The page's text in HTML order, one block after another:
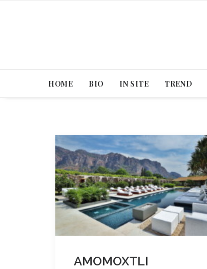
HOME BIO IN SITE TREND
AMOMOXTLI